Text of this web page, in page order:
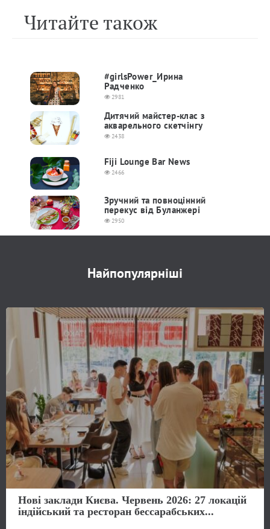
Читайте також
#girlsPower_Ирина
Радченко
2981
Дитячий майстер-клас з
акварельного скетчінгу
2438
Fiji Lounge Bar News
2466
Зручний та повноцінний
перекус від Буланжері
2950
Найпопулярніші
Нові заклади Києва. Червень 2026: 27 локацій
індійський та ресторан бессарабських...